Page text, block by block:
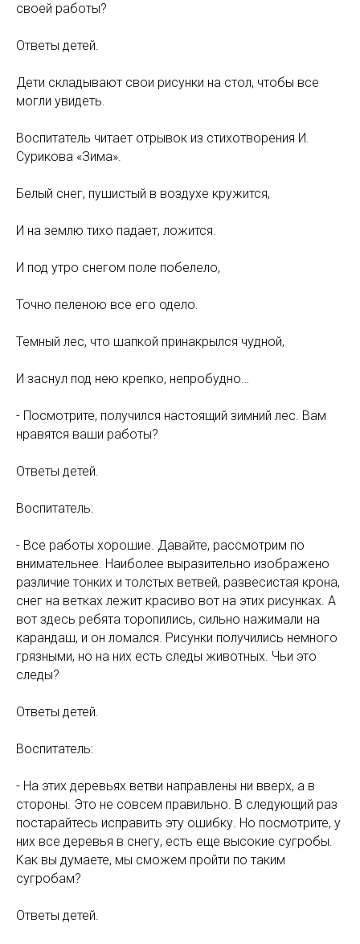
своей работы?
Ответы детей.
Дети складывают свои рисунки на стол, чтобы все
могли увидеть.
Воспитатель читает отрывок из стихотворения И.
Сурикова «Зима».
Белый снег, пушистый в воздухе кружится,
И на землю тихо падает, ложится.
И под утро снегом поле побелело,
Точно пеленою все его одело.
Темный лес, что шапкой принакрылся чудной,
И заснул под нею крепко, непробудно…
- Посмотрите, получился настоящий зимний лес. Вам
нравятся ваши работы?
Ответы детей.
Воспитатель:
- Все работы хорошие. Давайте, рассмотрим по
внимательнее. Наиболее выразительно изображено
различие тонких и толстых ветвей, развесистая крона,
снег на ветках лежит красиво вот на этих рисунках. А
вот здесь ребята торопились, сильно нажимали на
карандаш, и он ломался. Рисунки получились немного
грязными, но на них есть следы животных. Чьи это
следы?
Ответы детей.
Воспитатель:
- На этих деревьях ветви направлены ни вверх, а в
стороны. Это не совсем правильно. В следующий раз
постарайтесь исправить эту ошибку. Но посмотрите, у
них все деревья в снегу, есть еще высокие сугробы.
Как вы думаете, мы сможем пройти по таким
сугробам?
Ответы детей.